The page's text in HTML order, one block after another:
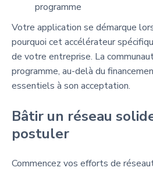
programme
Votre application se démarque
pourquoi cet accélérateur
de votre entreprise. La
programme, au-delà du
essentiels à son acceptation.
Bâtir un réseau
postuler
Commencez vos efforts de